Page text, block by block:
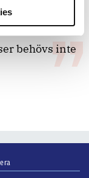
behövs inte